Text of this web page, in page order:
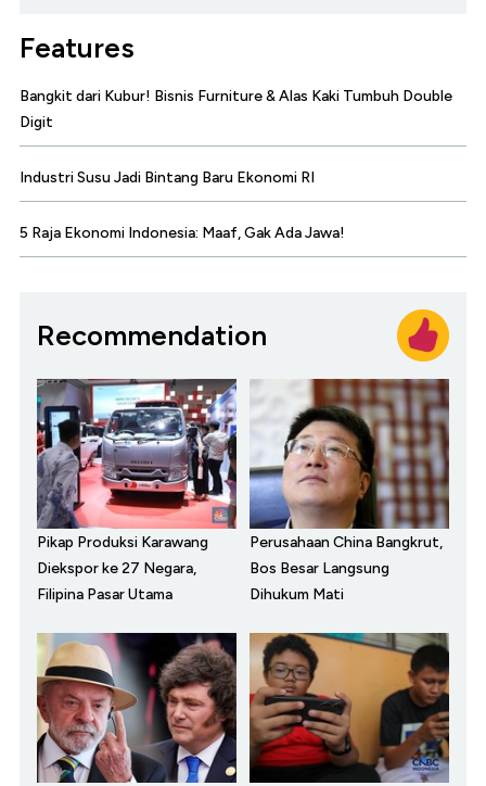
Features
Bangkit dari Kubur! Bisnis Furniture & Alas Kaki Tumbuh Double
Digit
Industri Susu Jadi Bintang Baru Ekonomi RI
5 Raja Ekonomi Indonesia: Maaf, Gak Ada Jawa!
Recommendation
Pikap Produksi Karawang
Diekspor ke 27 Negara,
Filipina Pasar Utama
Perusahaan China Bangkrut,
Bos Besar Langsung
Dihukum Mati